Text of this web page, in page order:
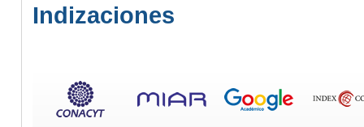
Indizaciones